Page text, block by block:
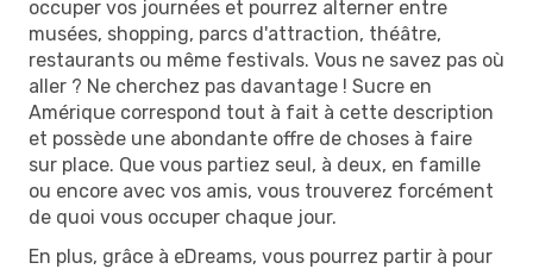
occuper vos journées et pourrez alterner entre
musées, shopping, parcs d'attraction, théâtre,
restaurants ou même festivals. Vous ne savez pas où
aller ? Ne cherchez pas davantage ! Sucre en
Amérique correspond tout à fait à cette description
et possède une abondante offre de choses à faire
sur place. Que vous partiez seul, à deux, en famille
ou encore avec vos amis, vous trouverez forcément
de quoi vous occuper chaque jour.
En plus, grâce à eDreams, vous pourrez partir à pour